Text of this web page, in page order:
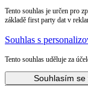
Tento souhlas je určen pro
základě first party dat v
Souhlas s
Tento souhlas uděluje za
Souhlasím se